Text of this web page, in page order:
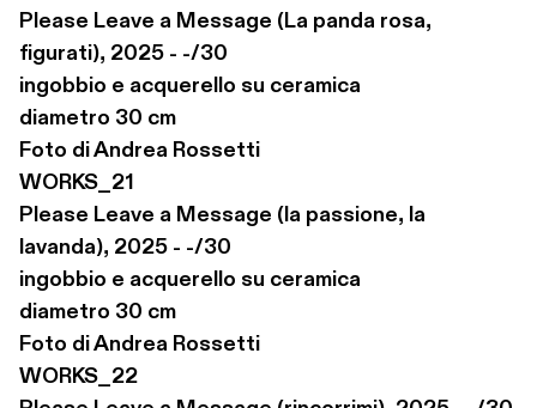
Please Leave a Message (La panda rosa,
figurati), 2025 - -/30
ingobbio e acquerello su ceramica
diametro 30 cm
Foto di Andrea Rossetti
WORKS_21
Please Leave a Message (la passione, la
lavanda), 2025 - -/30
ingobbio e acquerello su ceramica
diametro 30 cm
Foto di Andrea Rossetti
WORKS_22